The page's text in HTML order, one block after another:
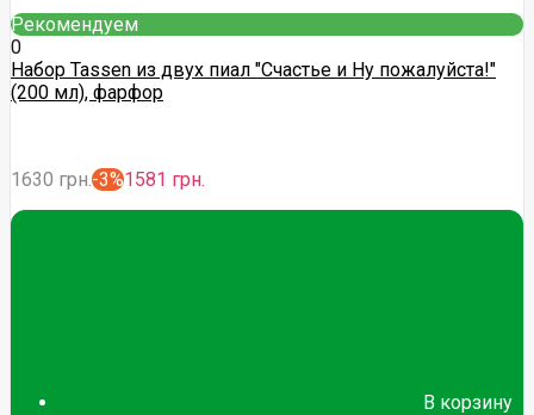
Рекомендуем
0
Набор Tassen из двух пиал "Счастье и Ну пожалуйста!"
(200 мл), фарфор
1630 грн. -3%1581 грн.
В корзину